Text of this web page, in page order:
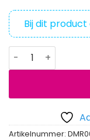
Bij dit
FOTO'S Olie Poesje
Artikelnummer: